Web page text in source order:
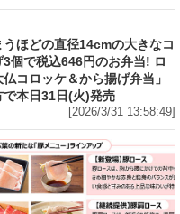
ほどの直径14cmの大きなコ
3個で税込646円のお弁当! ロ
コロッケ＆から揚げ弁当」
で本日31日(火)発売
[2026/3/31 13:58:49]